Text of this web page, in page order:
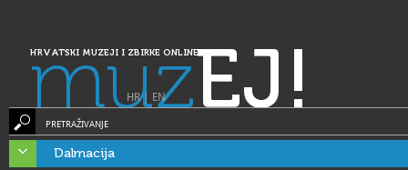
HRVATSKI MUZEJI I ZBIRKE ONLINE
muzEJ!
HR| EN
PRETRAŽIVANJE
Dalmacija